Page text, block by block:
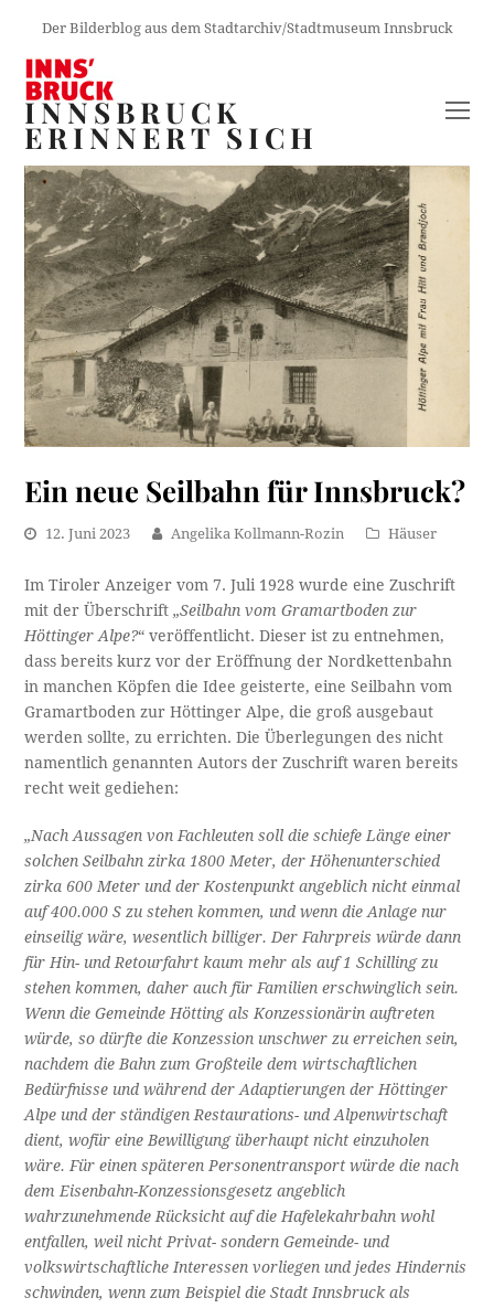
Der Bilderblog aus dem Stadtarchiv/Stadtmuseum Innsbruck
INNSBRUCK
ERINNERT SICH
Ein neue Seilbahn für Innsbruck?
12. Juni 2023 Angelika Kollmann-Rozin Häuser
Im Tiroler Anzeiger vom 7. Juli 1928 wurde eine Zuschrift
mit der Überschrift„Seilbahn vom Gramartboden zur
Höttinger Alpe?“ veröffentlicht. Dieser ist zu entnehmen,
dass bereits kurz vor der Eröffnung der Nordkettenbahn
in manchen Köpfen die Idee geisterte, eine Seilbahn vom
Gramartboden zur Höttinger Alpe, die groß ausgebaut
werden sollte, zu errichten. Die Überlegungen des nicht
namentlich genannten Autors der Zuschrift waren bereits
recht weit gediehen:
„Nach Aussagen von Fachleuten soll die schiefe Länge einer
solchen Seilbahn zirka 1800 Meter, der Höhenunterschied
zirka 600 Meter und der Kostenpunkt angeblich nicht einmal
auf 400.000 S zu stehen kommen, und wenn die Anlage nur
einseilig wäre, wesentlich billiger. Der Fahrpreis würde dann
für Hin- und Retourfahrt kaum mehr als auf 1 Schilling zu
stehen kommen, daher auch für Familien erschwinglich sein.
Wenn die Gemeinde Hötting als Konzessionärin auftreten
würde, so dürfte die Konzession unschwer zu erreichen sein,
nachdem die Bahn zum Großteile dem wirtschaftlichen
Bedürfnisse und während der Adaptierungen der Höttinger
Alpe und der ständigen Restaurations- und Alpenwirtschaft
dient, wofür eine Bewilligung überhaupt nicht einzuholen
wäre. Für einen späteren Personentransport würde die nach
dem Eisenbahn-Konzessionsgesetz angeblich
wahrzunehmende Rücksicht auf die Hafelekahrbahn wohl
entfallen, weil nicht Privat- sondern Gemeinde- und
volkswirtschaftliche Interessen vorliegen und jedes Hindernis
schwinden, wenn zum Beispiel die Stadt Innsbruck als